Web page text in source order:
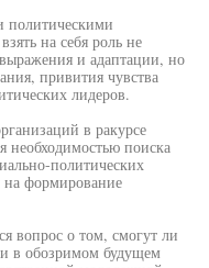
на себя роль не
и адаптации, но
привития чувства
лидеров.
в ракурсе
необходимостью поиска
политических
формирование
вопрос о том, смогут ли
в обозримом будущем